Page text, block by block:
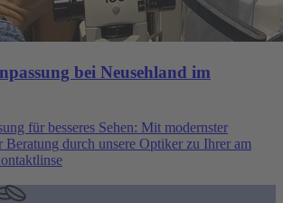
bei Neusehland im
für besseres Sehen: Mit modernster
durch unsere Optiker zu Ihrer am